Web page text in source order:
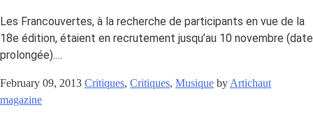
Les Francouvertes, à la recherche de participants en vue de la
18e édition, étaient en recrutement jusqu’au 10 novembre (date
prolongée).…
February 09, 2013 Critiques, Critiques, Musique by Artichaut
magazine